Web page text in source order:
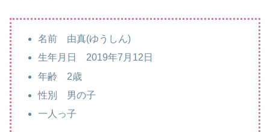
名前 由真(ゆうしん)
生年月日 2019年7月12日
年齢 2歳
性別 男の子
一人っ子